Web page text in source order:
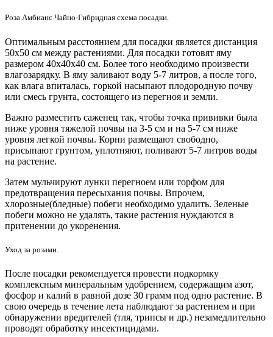
Роза Амбианс Чайно-Гибридная схема посадки.
Оптимальным расстоянием для посадки является дистанция
50х50 см между растениями. Для посадки готовят яму
размером 40х40х40 см. Более того необходимо произвести
влагозарядку. В яму заливают воду 5-7 литров, а после того,
как влага впиталась, горкой насыпают плодородную почву
или смесь грунта, состоящего из перегноя и земли.
Важно разместить саженец так, чтобы точка прививки была
ниже уровня тяжелой почвы на 3-5 см и на 5-7 см ниже
уровня легкой почвы. Корни размещают свободно,
присыпают грунтом, уплотняют, поливают 5-7 литров воды
на растение.
Затем мульчируют лунки перегноем или торфом для
предотвращения пересыхания почвы. Впрочем,
хлорозные(бледные) побеги необходимо удалить. Зеленые
побеги можно не удалять, такие растения нуждаются в
притенении до укоренения.
Уход за розами.
После посадки рекомендуется провести подкормку
комплексным минеральным удобрением, содержащим азот,
фосфор и калий в равной дозе 30 грамм под одно растение. В
свою очередь в течение лета наблюдают за растением и при
обнаружении вредителей (тля, трипсы и др.) незамедлительно
проводят обработку инсектицидами.